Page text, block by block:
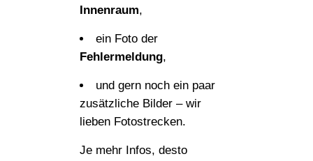
Innenraum,
ein Foto der
Fehlermeldung,
und gern noch ein paar
zusätzliche Bilder – wir
lieben Fotostrecken.
Je mehr Infos, desto